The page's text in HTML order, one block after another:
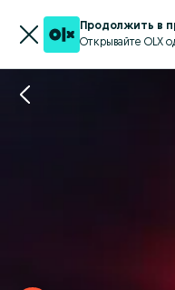
Продолжить в
Открывайте OLX